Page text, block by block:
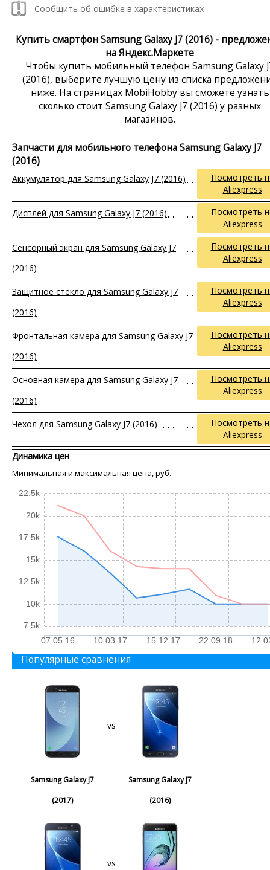
Сообщить об ошибке в характеристиках
Купить смартфон Samsung Galaxy J7 (2016) -
на Яндекс.Маркете
Чтобы купить мобильный телефон Samsung Galaxy
(2016), выберите лучшую цену из списка
ниже. На страницах MobiHobby вы сможете узнать
сколько стоит Samsung Galaxy J7 (2016) у разных
магазинов.
Запчасти для мобильного телефона Samsung Galaxy J7
(2016)
Аккумулятор для Samsung Galaxy J7 (2016)
Посмотреть
Aliexpress
Дисплей для Samsung Galaxy J7 (2016)
Посмотреть
Aliexpress
Сенсорный экран для Samsung Galaxy J7
(2016)
Посмотреть
Aliexpress
Защитное стекло для Samsung Galaxy J7
(2016)
Посмотреть
Aliexpress
Фронтальная камера для Samsung Galaxy J7
(2016)
Посмотреть
Aliexpress
Основная камера для Samsung Galaxy J7
(2016)
Посмотреть
Aliexpress
Чехол для Samsung Galaxy J7 (2016)
Посмотреть
Aliexpress
Динамика цен
Минимальная и максимальная цена, руб.
07.05.16 10.03.17 15.12.17 22.09.18
7.5k
10k
12.5k
15k
17.5k
20k
22.5k
Популярные сравнения
Samsung Galaxy J7
(2017)
vs
Samsung Galaxy J7
(2016)
vs